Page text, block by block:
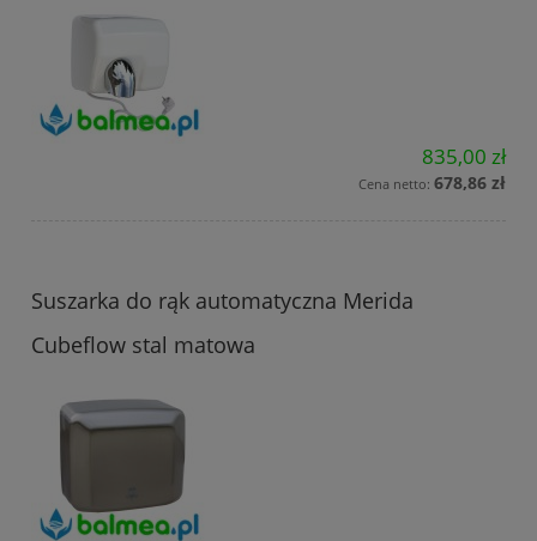
835,00 zł
Cena netto: 678,86 zł
Suszarka do rąk automatyczna Merida
Cubeflow stal matowa